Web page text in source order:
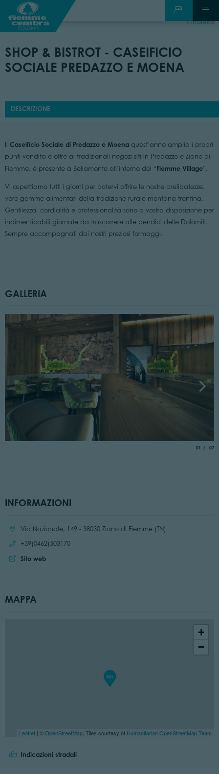
indietro
SHOP & BISTROT - CASEIFICIO
SOCIALE PREDAZZO E MOENA
DESCRIZIONE
Caseificio Sociale di Predazzo e Moenaquest’anno amplia i propri
punti vendita e oltre ai tradizionali negozi siti in Predazzo e Ziano di
Fiemme, è presente a Bellamonte all’interno del “Fiemme Village”.
Vi aspettiamo tutti i giorni per potervi offrire le nostre prelibatezze,
vere gemme alimentari della tradizione rurale montana trentina.
Gentilezza, cordialità e professionalità sono a vostra disposizione per
indimenticabili giornate da trascorrere alle pendici delle Dolomiti.
Sempre accompagnati dai nostri preziosi formaggi.
GALLERIA
01 di
07
INFORMAZIONI
Località:Via Nazionale, 149 - 38030 Ziano di Fiemme (TN)
Chiama:
+39(0462)503170
Sito web:
Sito web
MAPPA
+
−
Leaflet | ©OpenStreetMap, Tiles courtesy of Humanitarian OpenStreetMap Team
Indicazioni stradali